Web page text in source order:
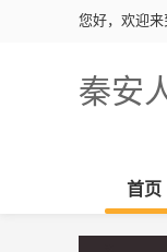
您好，欢迎来
秦安
首页